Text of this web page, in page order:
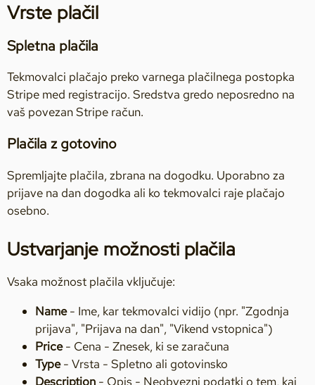
Vrste plačil
Spletna plačila
Tekmovalci plačajo preko varnega plačilnega postopka
Stripe med registracijo. Sredstva gredo neposredno na
vaš povezan Stripe račun.
Plačila z gotovino
Spremljajte plačila, zbrana na dogodku. Uporabno za
prijave na dan dogodka ali ko tekmovalci raje plačajo
osebno.
Ustvarjanje možnosti plačila
Vsaka možnost plačila vključuje:
Name- Ime, kar tekmovalci vidijo (npr. "Zgodnja
prijava", "Prijava na dan", "Vikend vstopnica")
Price- Cena - Znesek, ki se zaračuna
Type- Vrsta - Spletno ali gotovinsko
Description - Opis - Neobvezni podatki o tem, kaj